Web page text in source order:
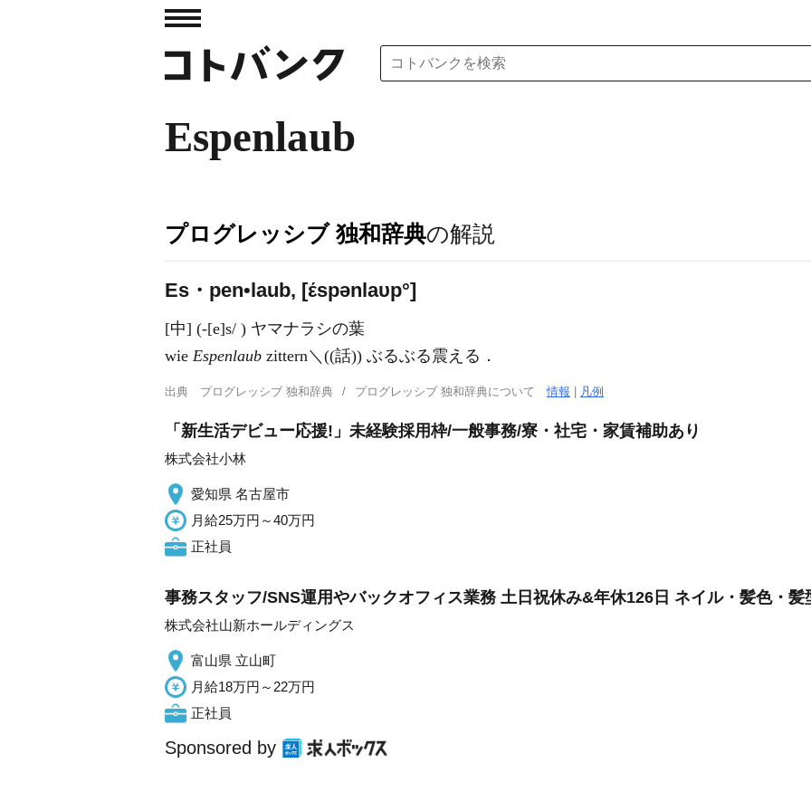
Espenlaub
プログレッシブ 独和辞典の解説
Es・pen•laub, [έspənlaυp°]
[中] (-[e]s/ ) ヤマナラシの葉
wie Espenlaub zittern＼((話)) ぶるぶる震える．
出典 プログレッシブ 独和辞典 プログレッシブ 独和辞典について情報 凡例
「新生活デビュー応援!」未経験採用枠/一般事務/寮・社宅・家賃補助あり
株式会社小林
愛知県 名古屋市
月給25万円～40万円
正社員
事務スタッフ/SNS運用やバックオフィス業務 土日祝休み&年休126日 ネイル・髪色・髪
株式会社山新ホールディングス
富山県 立山町
月給18万円～22万円
正社員
Sponsored by